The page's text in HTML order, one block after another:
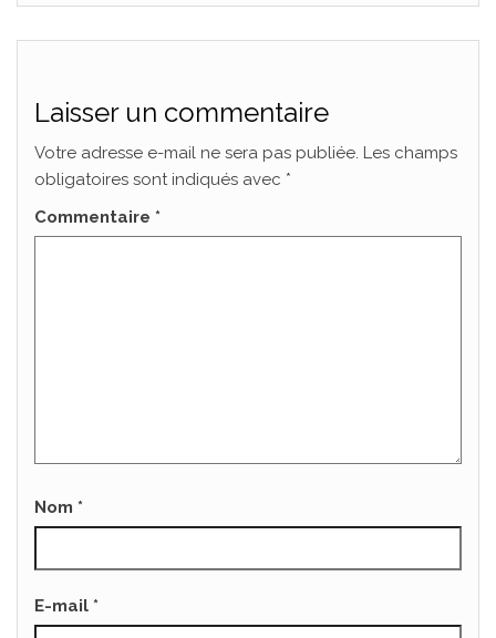
Laisser un commentaire
Votre adresse e-mail ne sera pas publiée. Les champs
obligatoires sont indiqués avec *
Commentaire *
Nom *
E-mail *